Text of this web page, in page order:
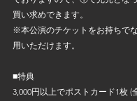
買い求めできます。
※本公演のチケットをお持ちで
用いただけます。
■特典
3,000円以上でポストカード1枚 (